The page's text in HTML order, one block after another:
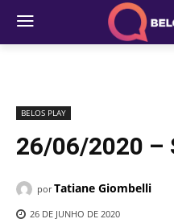
BELOS PLAY
26/06/2020 –
por Tatiane Giombelli
26 DE JUNHO DE 2020